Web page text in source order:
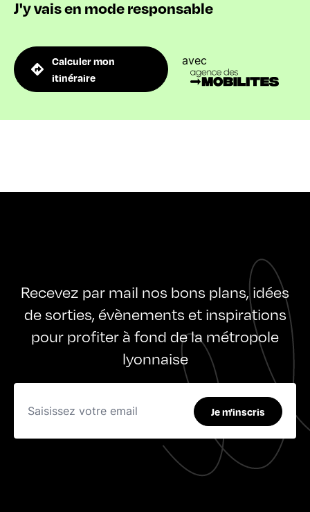
J'y vais en mode responsable
Calculer mon
itinéraire
avec
Recevez par mail nos bons plans, idées
de sorties, évènements et inspirations
pour profiter à fond de la métropole
lyonnaise
Je m'inscris